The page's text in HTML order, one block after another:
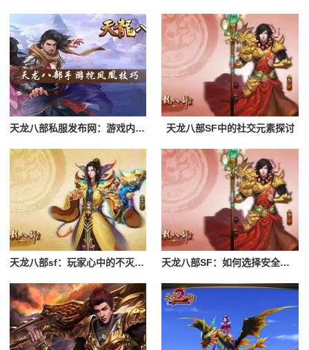
天龙八部私服发布网：游戏内的经济系统解析 天龙八部SF中的社交元素探讨
天龙八部sf：玩家心中的不灭传奇 天龙八部SF：如何选择安全的服务器